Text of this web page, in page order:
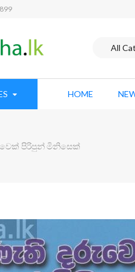
HOME
පිරිපුන් මිනිසෙක්